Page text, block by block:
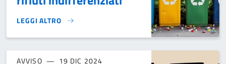
LEGGI ALTRO
CONFERIMENTO DEI RIFIUTI INDIFFERENZIATI}
AVVISO 19 DIC 2024